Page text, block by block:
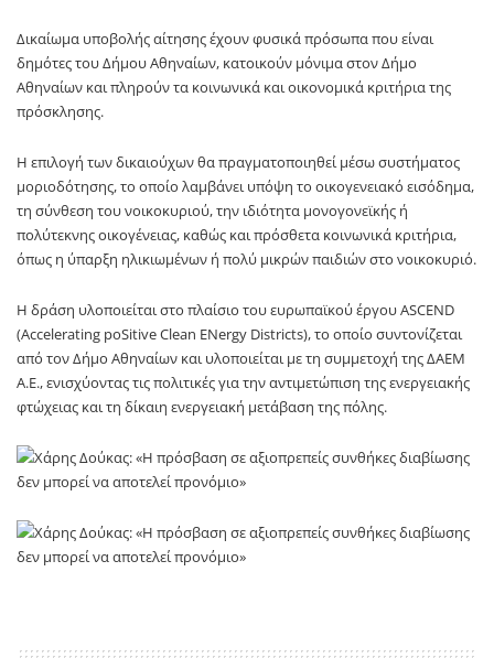
Δικαίωμα υποβολής αίτησης έχουν φυσικά πρόσωπα που είναι
δημότες του Δήμου Αθηναίων, κατοικούν μόνιμα στον Δήμο
Αθηναίων και πληρούν τα κοινωνικά και οικονομικά κριτήρια της
πρόσκλησης.
Η επιλογή των δικαιούχων θα πραγματοποιηθεί μέσω συστήματος
μοριοδότησης, το οποίο λαμβάνει υπόψη το οικογενειακό εισόδημα,
τη σύνθεση του νοικοκυριού, την ιδιότητα μονογονεϊκής ή
πολύτεκνης οικογένειας, καθώς και πρόσθετα κοινωνικά κριτήρια,
όπως η ύπαρξη ηλικιωμένων ή πολύ μικρών παιδιών στο νοικοκυριό.
Η δράση υλοποιείται στο πλαίσιο του ευρωπαϊκού έργου ASCEND
(Accelerating poSitive Clean ENergy Districts), το οποίο συντονίζεται
από τον Δήμο Αθηναίων και υλοποιείται με τη συμμετοχή της ΔΑΕΜ
Α.Ε., ενισχύοντας τις πολιτικές για την αντιμετώπιση της ενεργειακής
φτώχειας και τη δίκαιη ενεργειακή μετάβαση της πόλης.